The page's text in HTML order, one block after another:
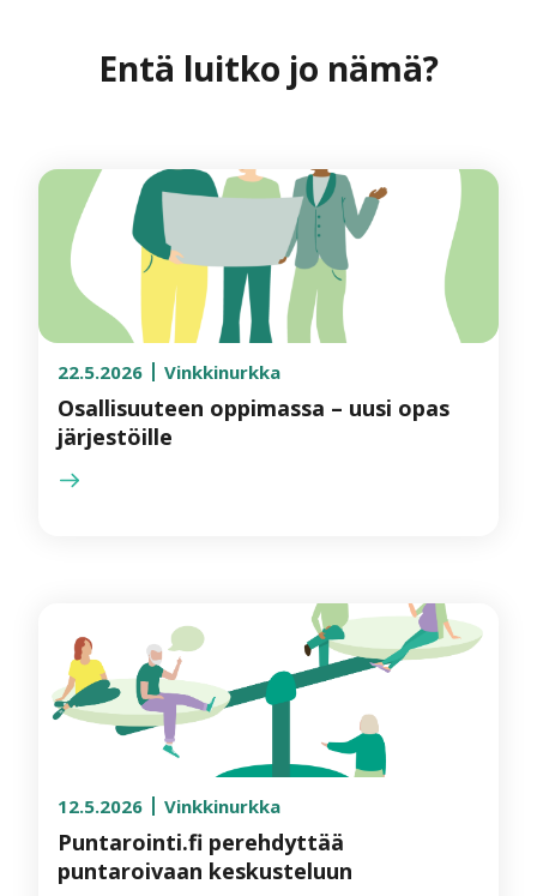
Entä luitko jo nämä?
22.5.2026 Vinkkinurkka
Osallisuuteen oppimassa – uusi opas
järjestöille
12.5.2026 Vinkkinurkka
Puntarointi.fi perehdyttää
puntaroivaan keskusteluun